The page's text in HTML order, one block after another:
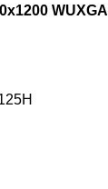
WUXGA